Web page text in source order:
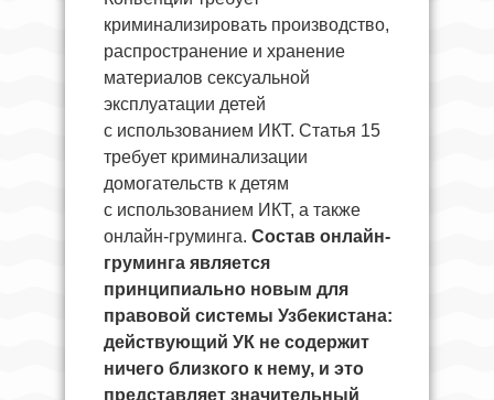
криминализировать производство,
распространение и хранение
материалов сексуальной
эксплуатации детей
с использованием ИКТ. Статья 15
требует криминализации
домогательств к детям
с использованием ИКТ, а также
онлайн-груминга. Состав онлайн-
груминга является
принципиально новым для
правовой системы Узбекистана:
действующий УК не содержит
ничего близкого к нему, и это
представляет значительный